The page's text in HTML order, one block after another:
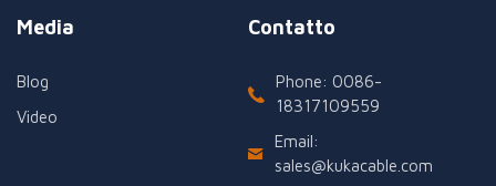
Media
Blog
Video
Contatto
Phone: 0086-
18317109559
Email:
sales@kukacable.com